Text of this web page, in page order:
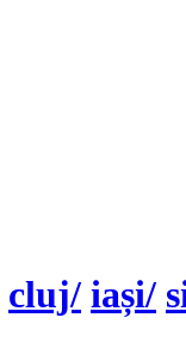
cluj/ iași/